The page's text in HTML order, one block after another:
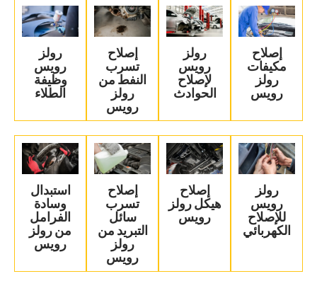
‏إصلاح
مكيفات
رولز
رويس‏
‏رولز
رويس
لإصلاح
الحوادث‏
‏إصلاح
تسرب
النفط من
رولز
رويس‏
‏رولز
رويس
وظيفة
الطلاء‏
‏رولز
رويس
للإصلاح
الكهربائي‏
‏إصلاح
هيكل رولز
رويس‏
‏إصلاح
تسرب
سائل
التبريد من
رولز
رويس‏
‏استبدال
وسادة
الفرامل
من رولز
رويس‏